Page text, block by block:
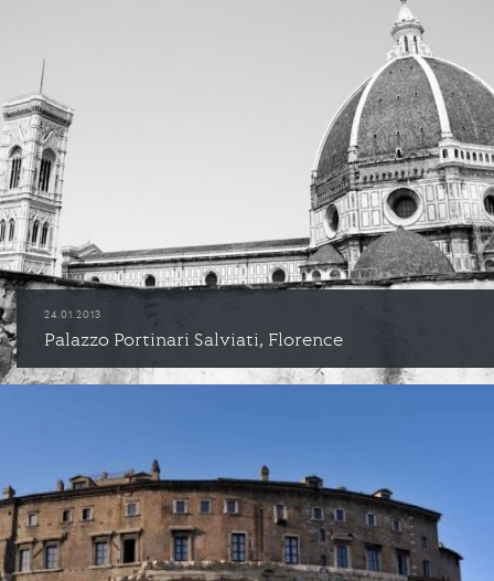
24.01.2013
Palazzo Portinari Salviati, Florence